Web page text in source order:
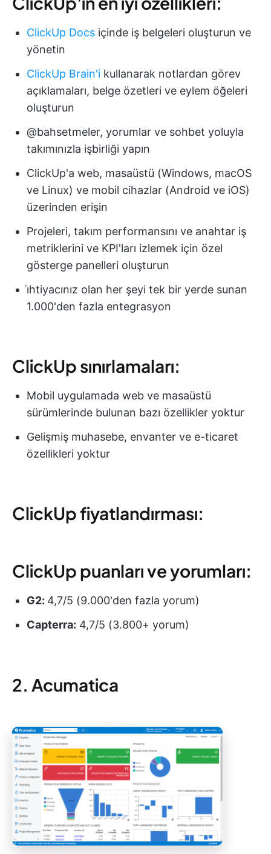
ClickUp Docs içinde iş belgeleri oluşturun ve
yönetin
ClickUp Brain'i kullanarak notlardan görev
açıklamaları, belge özetleri ve eylem öğeleri
oluşturun
@bahsetmeler, yorumlar ve sohbet yoluyla
takımınızla işbirliği yapın
ClickUp'a web, masaüstü (Windows, macOS
ve Linux) ve mobil cihazlar (Android ve iOS)
üzerinden erişin
Projeleri, takım performansını ve anahtar iş
metriklerini ve KPI'ları izlemek için özel
gösterge panelleri oluşturun
i̇htiyacınız olan her şeyi tek bir yerde sunan
1.000'den fazla entegrasyon
ClickUp sınırlamaları:
Mobil uygulamada web ve masaüstü
sürümlerinde bulunan bazı özellikler yoktur
Gelişmiş muhasebe, envanter ve e-ticaret
özellikleri yoktur
ClickUp fiyatlandırması:
ClickUp puanları ve yorumları:
G2: 4,7/5 (9.000'den fazla yorum)
Capterra: 4,7/5 (3.800+ yorum)
2. Acumatica